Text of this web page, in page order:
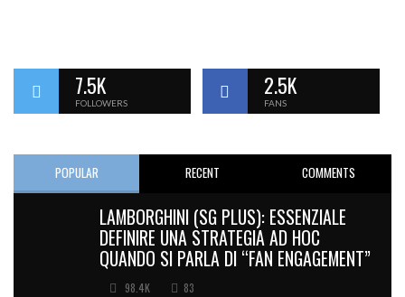
7.5K
FOLLOWERS
2.5K
FANS
POPULAR RECENT COMMENTS
LAMBORGHINI (SG PLUS): ESSENZIALE
DEFINIRE UNA STRATEGIA AD HOC
QUANDO SI PARLA DI “FAN ENGAGEMENT”
98.4K 83